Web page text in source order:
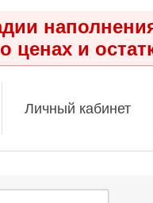
и
Личный кабинет